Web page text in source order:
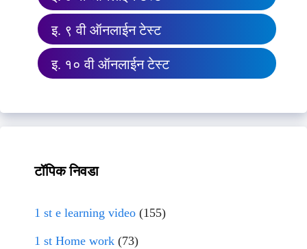
इ. ९ वी ऑनलाईन टेस्ट
इ. १० वी ऑनलाईन टेस्ट
टॉपिक निवडा
1 st e learning video (155)
1 st Home work (73)